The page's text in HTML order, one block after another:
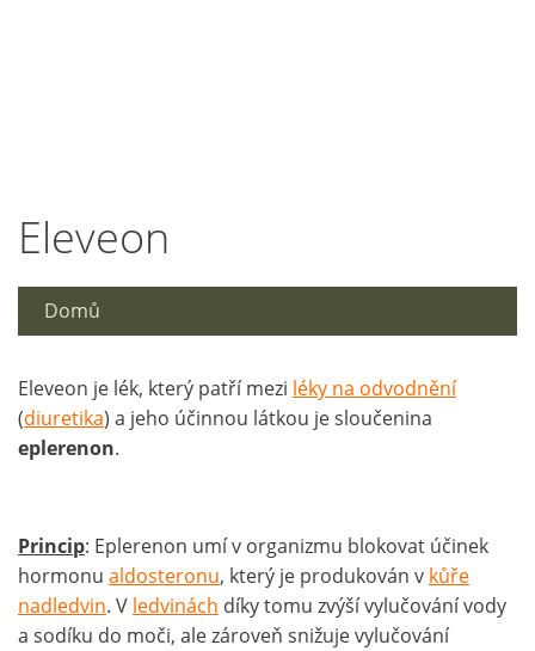
Eleveon
Domů
Eleveon je lék, který patří mezi léky na odvodnění
(diuretika) a jeho účinnou látkou je sloučenina
eplerenon.
Princip: Eplerenon umí v organizmu blokovat účinek
hormonu aldosteronu, který je produkován v kůře
nadledvin. V ledvinách díky tomu zvýší vylučování vody
a sodíku do moči, ale zároveň snižuje vylučování